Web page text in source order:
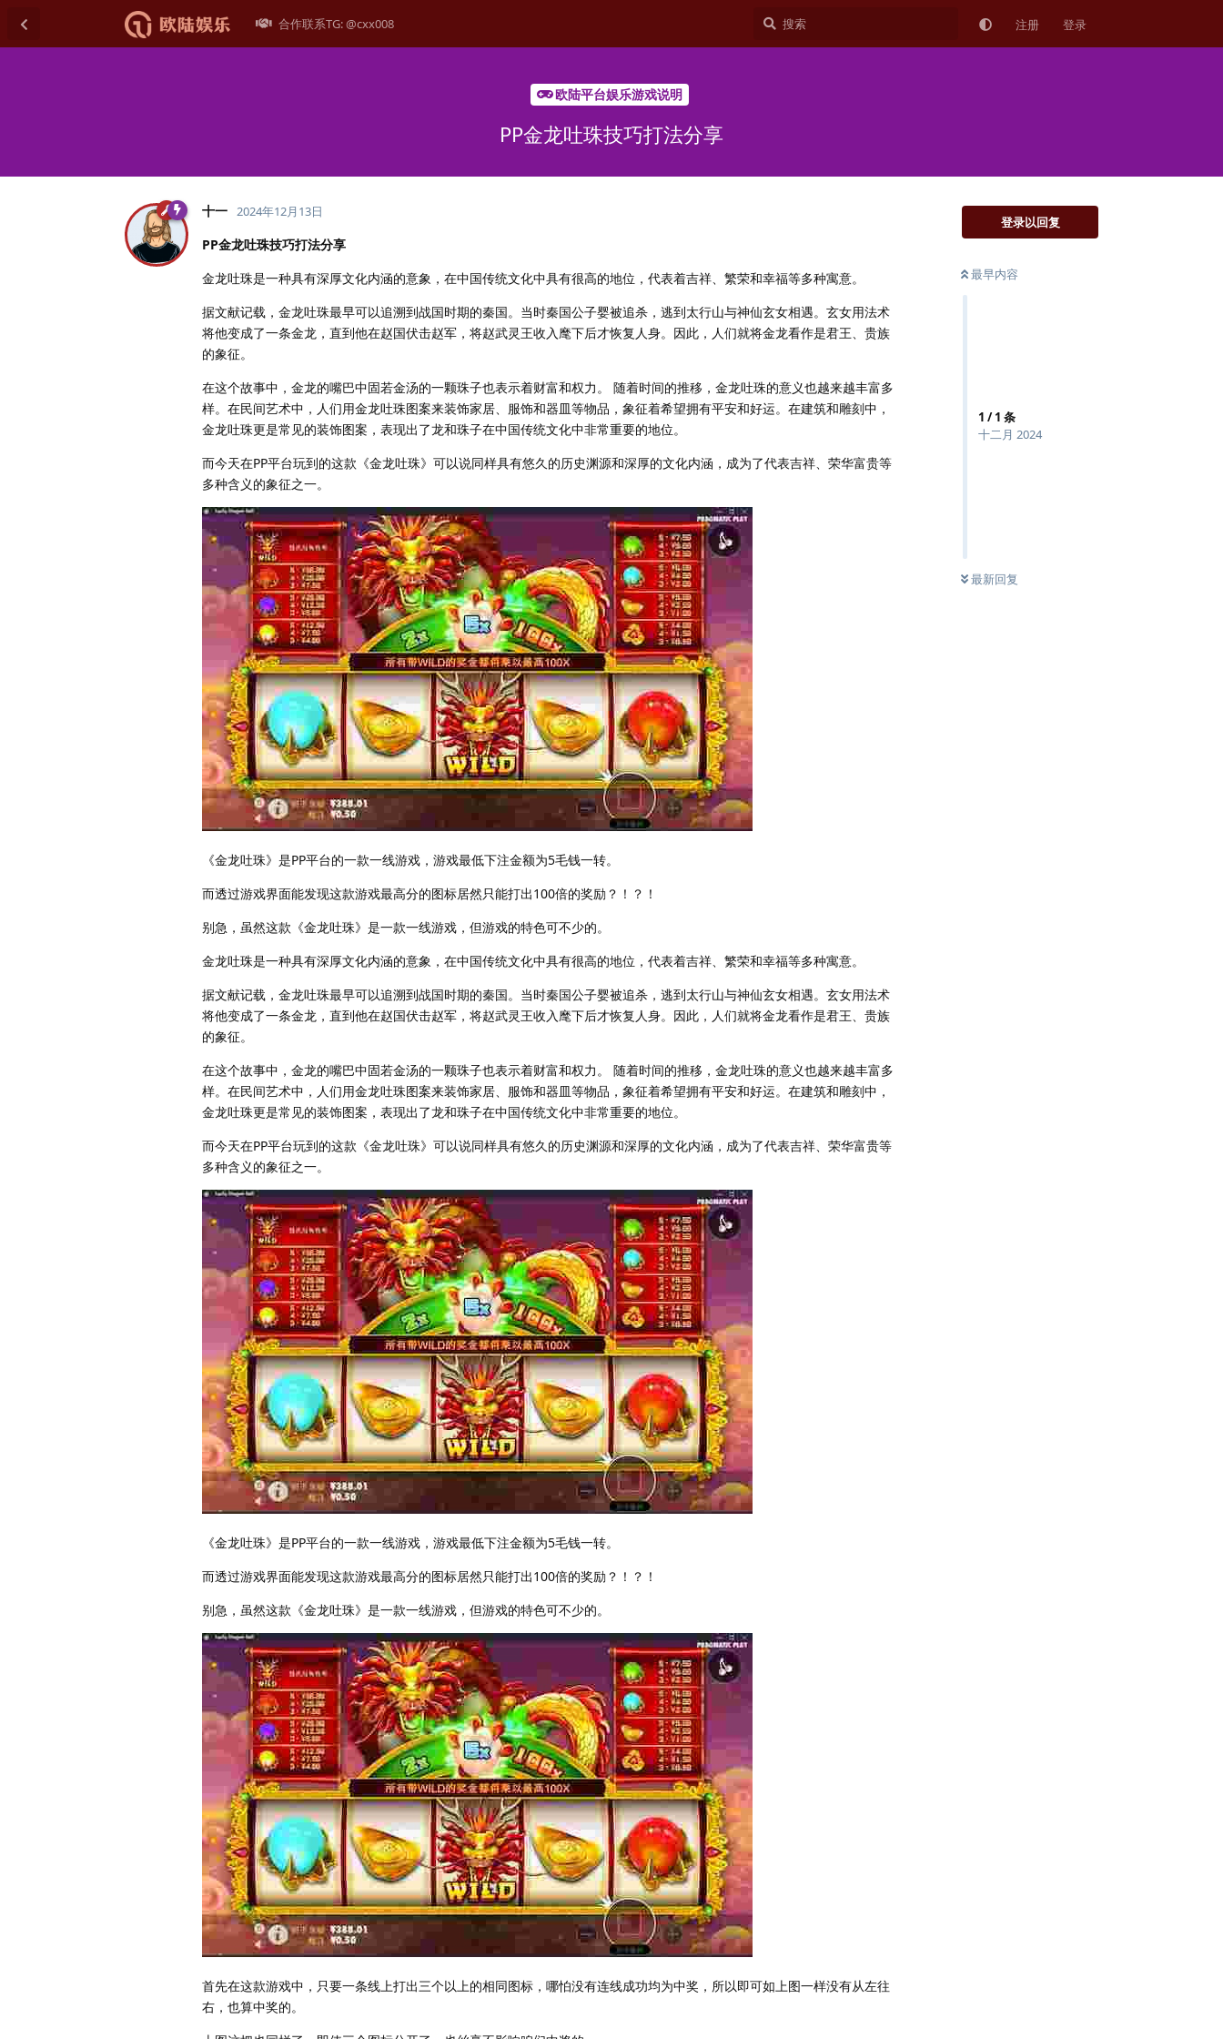
合作联系TG: @cxx008 注册 登录
欧陆平台娱乐游戏说明
PP金龙吐珠技巧打法分享
登录以回复
最早内容
1 /1 条
十二月 2024
最新回复
十一 2024年12月13日
PP金龙吐珠技巧打法分享
金龙吐珠是一种具有深厚文化内涵的意象，在中国传统文化中具有很高的地位，代表着吉祥、繁荣和幸福等多种寓意。
据文献记载，金龙吐珠最早可以追溯到战国时期的秦国。当时秦国公子婴被追杀，逃到太行山与神仙玄女相遇。玄女用法术
将他变成了一条金龙，直到他在赵国伏击赵军，将赵武灵王收入麾下后才恢复人身。因此，人们就将金龙看作是君王、贵族
的象征。
在这个故事中，金龙的嘴巴中固若金汤的一颗珠子也表示着财富和权力。 随着时间的推移，金龙吐珠的意义也越来越丰富多
样。在民间艺术中，人们用金龙吐珠图案来装饰家居、服饰和器皿等物品，象征着希望拥有平安和好运。在建筑和雕刻中，
金龙吐珠更是常见的装饰图案，表现出了龙和珠子在中国传统文化中非常重要的地位。
而今天在PP平台玩到的这款《金龙吐珠》可以说同样具有悠久的历史渊源和深厚的文化内涵，成为了代表吉祥、荣华富贵等
多种含义的象征之一。
《金龙吐珠》是PP平台的一款一线游戏，游戏最低下注金额为5毛钱一转。
而透过游戏界面能发现这款游戏最高分的图标居然只能打出100倍的奖励？！？！
别急，虽然这款《金龙吐珠》是一款一线游戏，但游戏的特色可不少的。
金龙吐珠是一种具有深厚文化内涵的意象，在中国传统文化中具有很高的地位，代表着吉祥、繁荣和幸福等多种寓意。
据文献记载，金龙吐珠最早可以追溯到战国时期的秦国。当时秦国公子婴被追杀，逃到太行山与神仙玄女相遇。玄女用法术
将他变成了一条金龙，直到他在赵国伏击赵军，将赵武灵王收入麾下后才恢复人身。因此，人们就将金龙看作是君王、贵族
的象征。
在这个故事中，金龙的嘴巴中固若金汤的一颗珠子也表示着财富和权力。 随着时间的推移，金龙吐珠的意义也越来越丰富多
样。在民间艺术中，人们用金龙吐珠图案来装饰家居、服饰和器皿等物品，象征着希望拥有平安和好运。在建筑和雕刻中，
金龙吐珠更是常见的装饰图案，表现出了龙和珠子在中国传统文化中非常重要的地位。
而今天在PP平台玩到的这款《金龙吐珠》可以说同样具有悠久的历史渊源和深厚的文化内涵，成为了代表吉祥、荣华富贵等
多种含义的象征之一。
《金龙吐珠》是PP平台的一款一线游戏，游戏最低下注金额为5毛钱一转。
而透过游戏界面能发现这款游戏最高分的图标居然只能打出100倍的奖励？！？！
别急，虽然这款《金龙吐珠》是一款一线游戏，但游戏的特色可不少的。
首先在这款游戏中，只要一条线上打出三个以上的相同图标，哪怕没有连线成功均为中奖，所以即可如上图一样没有从左往
右，也算中奖的。